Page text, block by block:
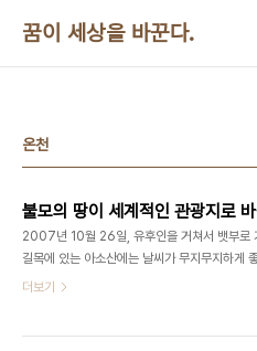
꿈이 세상을 바꾼다.
온천
2007년 10월 26일, 유후인을 거쳐서 뱃부로
길목에 있는 아소산에는 날씨가 무지무지하게
않았다. 산이 가까워지자 앞이 안보일 정도로 안
더보기